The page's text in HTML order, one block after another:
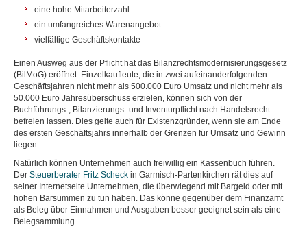
eine hohe Mitarbeiterzahl
ein umfangreiches Warenangebot
vielfältige Geschäftskontakte
Einen Ausweg aus der Pflicht hat das Bilanzrechtsmodernisierungsgesetz
(BilMoG) eröffnet: Einzelkaufleute, die in zwei aufeinanderfolgenden
Geschäftsjahren nicht mehr als 500.000 Euro Umsatz und nicht mehr als
50.000 Euro Jahresüberschuss erzielen, können sich von der
Buchführungs-, Bilanzierungs- und Inventurpflicht nach Handelsrecht
befreien lassen. Dies gelte auch für Existenzgründer, wenn sie am Ende
des ersten Geschäftsjahrs innerhalb der Grenzen für Umsatz und Gewinn
liegen.
Natürlich können Unternehmen auch freiwillig ein Kassenbuch führen.
Der Steuerberater Fritz Scheck in Garmisch-Partenkirchen rät dies auf
seiner Internetseite Unternehmen, die überwiegend mit Bargeld oder mit
hohen Barsummen zu tun haben. Das könne gegenüber dem Finanzamt
als Beleg über Einnahmen und Ausgaben besser geeignet sein als eine
Belegsammlung.